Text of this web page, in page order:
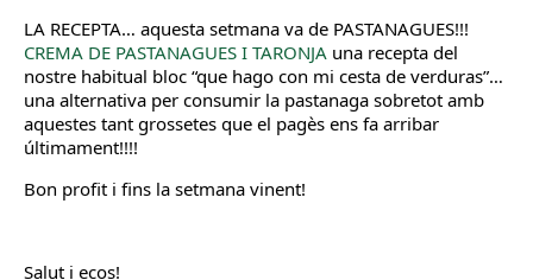
LA RECEPTA… aquesta setmana va de PASTANAGUES!!!
CREMA DE PASTANAGUES I TARONJA una recepta del
nostre habitual bloc “que hago con mi cesta de verduras”…
una alternativa per consumir la pastanaga sobretot amb
aquestes tant grossetes que el pagès ens fa arribar
últimament!!!!
Bon profit i fins la setmana vinent!
Salut i ecos!